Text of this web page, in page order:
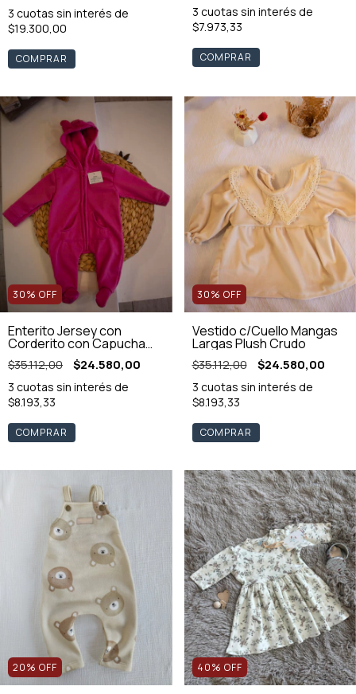
3 cuotas sin interés de
$19.300,00
COMPRAR
3 cuotas sin interés de
$7.973,33
COMPRAR
30% OFF
Enterito Jersey con
Corderito con Capucha
Rosa
$35.112,00 $24.580,00
3 cuotas sin interés de
$8.193,33
COMPRAR
30% OFF
Vestido c/Cuello Mangas
Largas Plush Crudo
$35.112,00 $24.580,00
3 cuotas sin interés de
$8.193,33
COMPRAR
20% OFF 40% OFF